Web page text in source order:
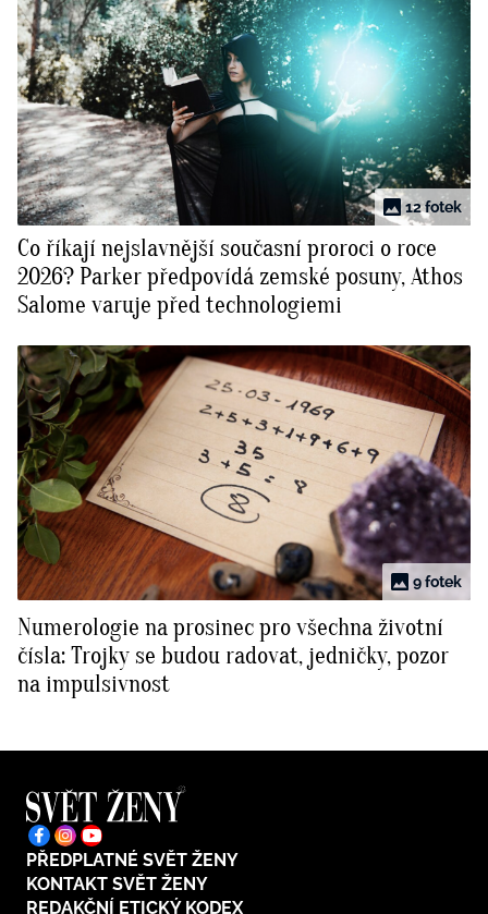
12 fotek
Co říkají nejslavnější současní proroci o roce
2026? Parker předpovídá zemské posuny, Athos
Salome varuje před technologiemi
9 fotek
Numerologie na prosinec pro všechna životní
čísla: Trojky se budou radovat, jedničky, pozor
na impulsivnost
PŘEDPLATNÉ SVĚT ŽENY
KONTAKT SVĚT ŽENY
REDAKČNÍ ETICKÝ KODEX